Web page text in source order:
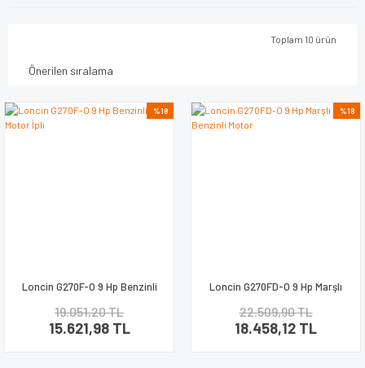
Toplam 10 ürün
%18
Loncin G270F-O 9 Hp Benzinli
19.051,20 TL
15.621,98 TL
%18
Loncin G270FD-O 9 Hp Marşlı
22.509,90 TL
18.458,12 TL